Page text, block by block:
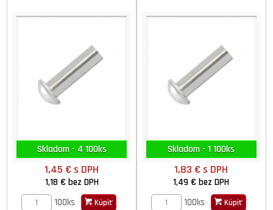
Skladom - 4 100ks
1,45 €s DPH
1,18 € bez DPH
100ks
Kúpiť
Skladom - 1 100ks
1,83 €s DPH
1,49 €bez DPH
100ks
Kúpiť